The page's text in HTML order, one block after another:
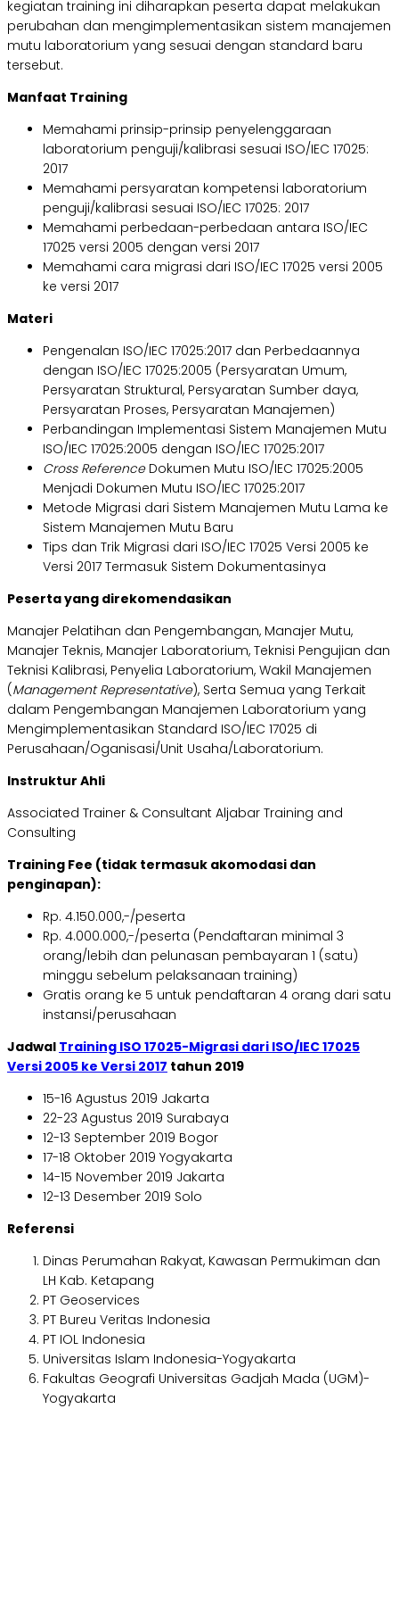
kegiatan training ini diharapkan peserta dapat melakukan
perubahan dan mengimplementasikan sistem manajemen
mutu laboratorium yang sesuai dengan standard baru
tersebut.
Manfaat Training
Memahami prinsip-prinsip penyelenggaraan
laboratorium penguji/kalibrasi sesuai ISO/IEC 17025:
2017
Memahami persyaratan kompetensi laboratorium
penguji/kalibrasi sesuai ISO/IEC 17025: 2017
Memahami perbedaan-perbedaan antara ISO/IEC
17025 versi 2005 dengan versi 2017
Memahami cara migrasi dari ISO/IEC 17025 versi 2005
ke versi 2017
Materi
Pengenalan ISO/IEC 17025:2017 dan Perbedaannya
dengan ISO/IEC 17025:2005 (Persyaratan Umum,
Persyaratan Struktural, Persyaratan Sumber daya,
Persyaratan Proses, Persyaratan Manajemen)
Perbandingan Implementasi Sistem Manajemen Mutu
ISO/IEC 17025:2005 dengan ISO/IEC 17025:2017
Cross ReferenceDokumen Mutu ISO/IEC 17025:2005
Menjadi Dokumen Mutu ISO/IEC 17025:2017
Metode Migrasi dari Sistem Manajemen Mutu Lama ke
Sistem Manajemen Mutu Baru
Tips dan Trik Migrasi dari ISO/IEC 17025 Versi 2005 ke
Versi 2017 Termasuk Sistem Dokumentasinya
Peserta yang direkomendasikan
Manajer Pelatihan dan Pengembangan, Manajer Mutu,
Manajer Teknis, Manajer Laboratorium, Teknisi Pengujian dan
Teknisi Kalibrasi, Penyelia Laboratorium, Wakil Manajemen
(Management Representative), Serta Semua yang Terkait
dalam Pengembangan Manajemen Laboratorium yang
Mengimplementasikan Standard ISO/IEC 17025 di
Perusahaan/Oganisasi/Unit Usaha/Laboratorium.
Instruktur Ahli
Associated Trainer & Consultant Aljabar Training and
Consulting
Training Fee (tidak termasuk akomodasi dan
penginapan):
Rp. 4.150.000,-/peserta
Rp. 4.000.000,-/peserta (Pendaftaran minimal 3
orang/lebih dan pelunasan pembayaran 1 (satu)
minggu sebelum pelaksanaan training)
Gratis orang ke 5 untuk pendaftaran 4 orang dari satu
instansi/perusahaan
Jadwal Training ISO 17025-Migrasi dari ISO/IEC 17025
Versi 2005 ke Versi 2017 tahun 2019
15-16 Agustus 2019 Jakarta
22-23 Agustus 2019 Surabaya
12-13 September 2019 Bogor
17-18 Oktober 2019 Yogyakarta
14-15 November 2019 Jakarta
12-13 Desember 2019 Solo
Referensi
Dinas Perumahan Rakyat, Kawasan Permukiman dan
LH Kab. Ketapang
PT Geoservices
PT Bureu Veritas Indonesia
PT IOL Indonesia
Universitas Islam Indonesia-Yogyakarta
Fakultas Geografi Universitas Gadjah Mada (UGM)-
Yogyakarta